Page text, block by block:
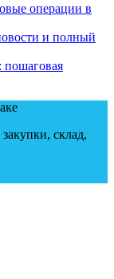
операции в
и полный
пошаговая
склад,